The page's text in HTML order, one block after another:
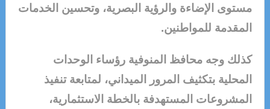
مستوى الإضاءة والرؤية البصرية، وتحسين الخدمات
المقدمة للمواطنين.
كذلك وجه محافظ المنوفية رؤساء الوحدات
المحلية بتكثيف المرور الميداني، لمتابعة تنفيذ
المشروعات المستهدفة بالخطة الاستثمارية،